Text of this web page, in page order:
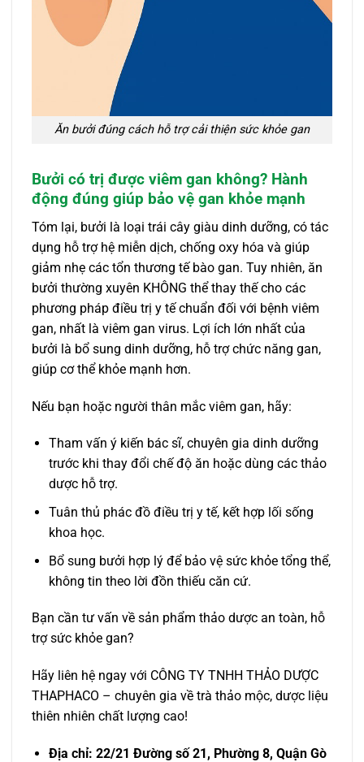
Ăn bưởi đúng cách hỗ trợ cải thiện sức khỏe gan
Bưởi có trị được viêm gan không? Hành
động đúng giúp bảo vệ gan khỏe mạnh
Tóm lại, bưởi là loại trái cây giàu dinh dưỡng, có tác
dụng hỗ trợ hệ miễn dịch, chống oxy hóa và giúp
giảm nhẹ các tổn thương tế bào gan. Tuy nhiên, ăn
bưởi thường xuyên KHÔNG thể thay thế cho các
phương pháp điều trị y tế chuẩn đối với bệnh viêm
gan, nhất là viêm gan virus. Lợi ích lớn nhất của
bưởi là bổ sung dinh dưỡng, hỗ trợ chức năng gan,
giúp cơ thể khỏe mạnh hơn.
Nếu bạn hoặc người thân mắc viêm gan, hãy:
Tham vấn ý kiến bác sĩ, chuyên gia dinh dưỡng
trước khi thay đổi chế độ ăn hoặc dùng các thảo
dược hỗ trợ.
Tuân thủ phác đồ điều trị y tế, kết hợp lối sống
khoa học.
Bổ sung bưởi hợp lý để bảo vệ sức khỏe tổng thể,
không tin theo lời đồn thiếu căn cứ.
Bạn cần tư vấn về sản phẩm thảo dược an toàn, hỗ
trợ sức khỏe gan?
Hãy liên hệ ngay với CÔNG TY TNHH THẢO DƯỢC
THAPHACO – chuyên gia về trà thảo mộc, dược liệu
thiên nhiên chất lượng cao!
Địa chỉ: 22/21 Đường số 21, Phường 8, Quận Gò